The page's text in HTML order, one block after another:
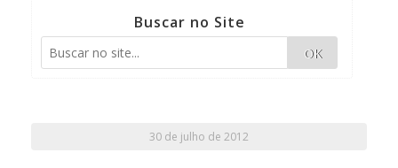
Buscar no Site
OK
30 de julho de 2012